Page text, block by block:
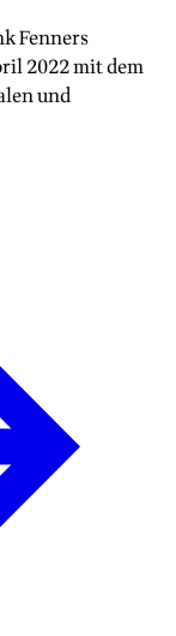
Fenners
2022 mit dem
und